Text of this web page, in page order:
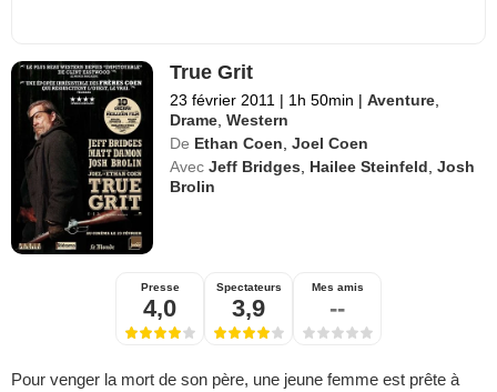
True Grit
23 février 2011 | 1h 50min | Aventure
Drame ,Western
De Ethan Coen ,Joel Coen
Avec Jeff Bridges Hailee Steinfeld ,Josh
Brolin
Presse
4,0
Spectateurs
3,9
Mes amis
--
Pour venger la mort de son père, une jeune femme est prête à